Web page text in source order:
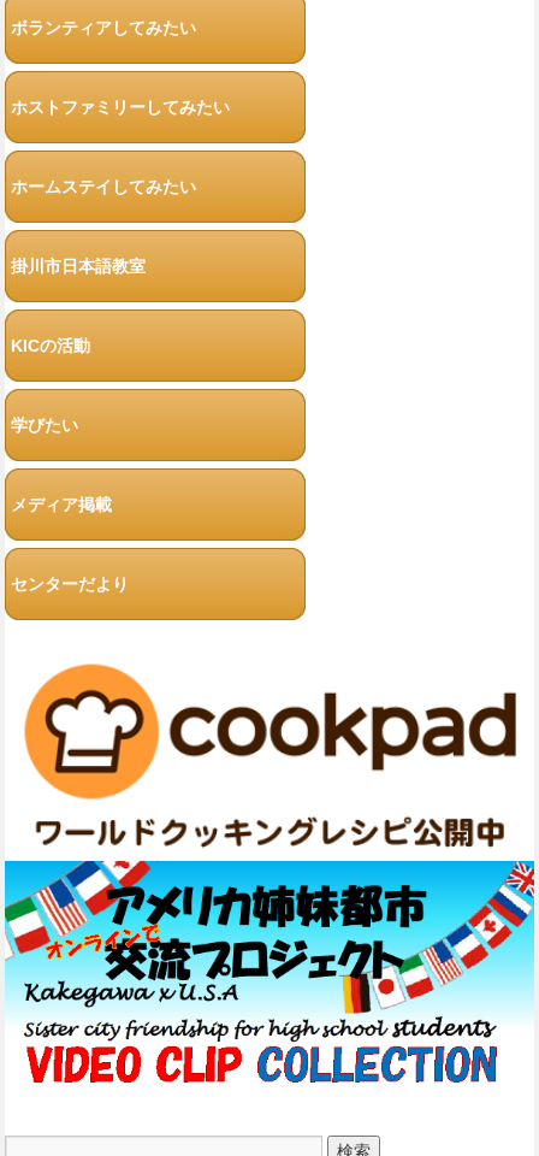
ボランティアしてみたい
ホストファミリーしてみたい
ホームステイしてみたい
掛川市日本語教室
KICの活動
学びたい
メディア掲載
センターだより